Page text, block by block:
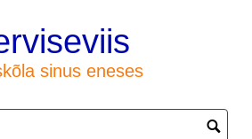
sinus eneses